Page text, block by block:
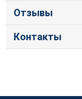
Отзывы
Контакты